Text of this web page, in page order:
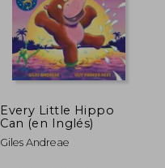
Every Little Hippo
Can (en Inglés)
Giles Andreae